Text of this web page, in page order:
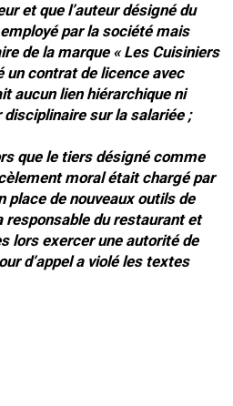
et que l’auteur désigné du
par la société mais
de la marque « Les Cuisiniers
un contrat de licence avec
aucun lien hiérarchique ni
disciplinaire sur la salariée ;
que le tiers désigné comme
moral était chargé par
place de nouveaux outils de
du restaurant et
lors exercer une autorité de
d’appel a violé les textes